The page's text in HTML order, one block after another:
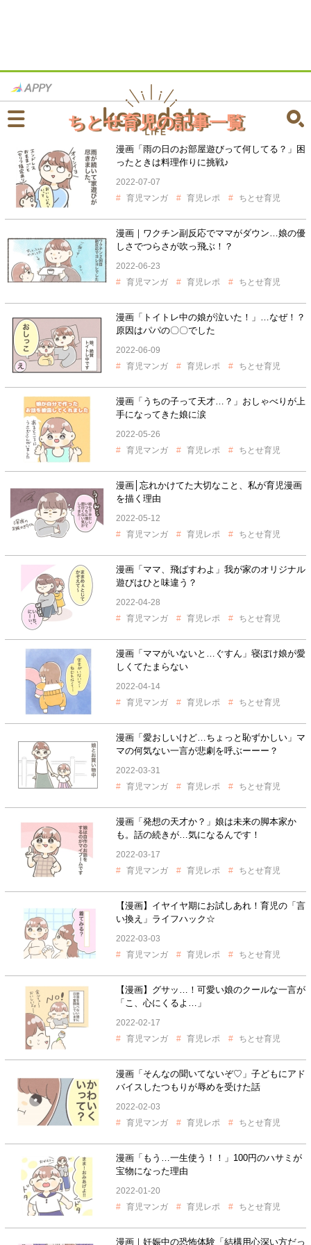
ちとせ育児の記事一覧
漫画「雨の日のお部屋遊びって何してる？」困
ったときは料理作りに挑戦♪
2022-07-07
育児マンガ
育児レポ ちとせ育児
漫画｜ワクチン副反応でママがダウン…娘の優
しさでつらさが吹っ飛ぶ！？
2022-06-23
育児マンガ
育児レポ ちとせ育児
漫画「トイトレ中の娘が泣いた！」…なぜ！？
原因はパパの〇〇でした
2022-06-09
育児マンガ
育児レポ ちとせ育児
漫画「うちの子って天才…？」おしゃべりが上
手になってきた娘に涙
2022-05-26
育児マンガ
育児レポ ちとせ育児
漫画│忘れかけてた大切なこと、私が育児漫画
を描く理由
2022-05-12
育児マンガ
育児レポ ちとせ育児
漫画「ママ、飛ばすわよ」我が家のオリジナル
遊びはひと味違う？
2022-04-28
育児マンガ
育児レポ ちとせ育児
漫画「ママがいないと…ぐすん」寝ぼけ娘が愛
しくてたまらない
2022-04-14
育児マンガ
育児レポ ちとせ育児
漫画「愛おしいけど…ちょっと恥ずかしい」マ
マの何気ない一言が悲劇を呼ぶーーー？
2022-03-31
育児マンガ
育児レポ ちとせ育児
漫画「発想の天才か？」娘は未来の脚本家か
も。話の続きが…気になるんです！
2022-03-17
育児マンガ
育児レポ ちとせ育児
【漫画】イヤイヤ期にお試しあれ！育児の「言
い換え」ライフハック☆
2022-03-03
育児マンガ
育児レポ ちとせ育児
【漫画】グサッ…！可愛い娘のクールな一言が
「こ、心にくるよ…」
2022-02-17
育児マンガ
育児レポ ちとせ育児
漫画「そんなの聞いてないぞ♡」子どもにアド
バイスしたつもりが辱めを受けた話
2022-02-03
育児マンガ
育児レポ ちとせ育児
漫画「もう…一生使う！！」100円のハサミが
宝物になった理由
2022-01-20
育児マンガ
育児レポ ちとせ育児
漫画｜妊娠中の恐怖体験「結構用心深い方だっ